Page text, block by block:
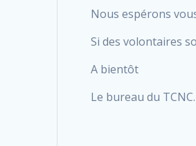
Nous espérons
Si des volontaires
A bientôt
Le bureau du TCNC.